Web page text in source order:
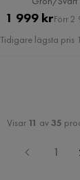
Pris
1 999 kr
Pris
Förr 2
Tidigare lägsta pris
Visar 11 av35
1